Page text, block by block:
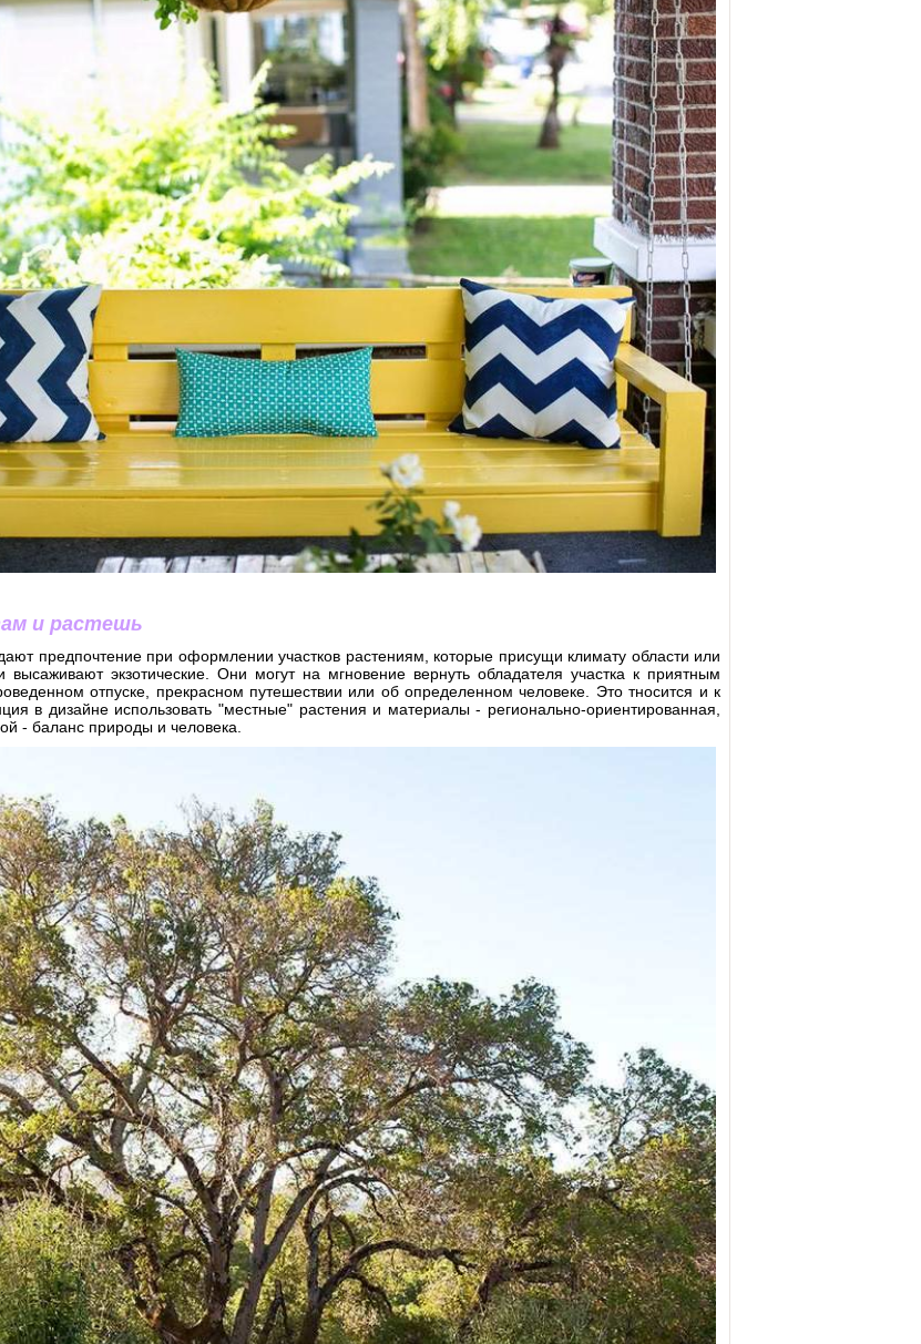
и растешь
предпочтение при оформлении участков растениям, которые присущи климату области или
экзотические. Они могут на мгновение вернуть обладателя участка к приятным
отпуске, прекрасном путешествии или об определенном человеке. Это тносится и к
в дизайне использовать "местные" растения и материалы - регионально-ориентированная,
- баланс природы и человека.